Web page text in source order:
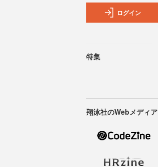
ログイン
特集
翔泳社のWebメディア